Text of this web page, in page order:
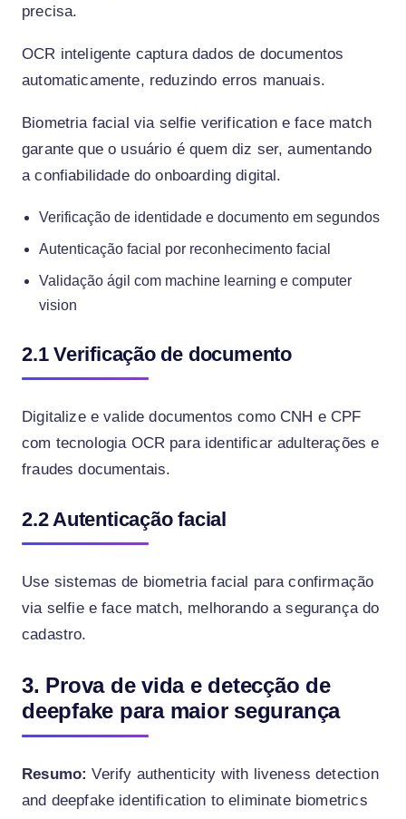
precisa.
OCR inteligente captura dados de documentos
automaticamente, reduzindo erros manuais.
Biometria facial via selfie verification e face match
garante que o usuário é quem diz ser, aumentando
a confiabilidade do onboarding digital.
Verificação de identidade e documento em segundos
Autenticação facial por reconhecimento facial
Validação ágil com machine learning e computer
vision
2.1 Verificação de documento
Digitalize e valide documentos como CNH e CPF
com tecnologia OCR para identificar adulterações e
fraudes documentais.
2.2 Autenticação facial
Use sistemas de biometria facial para confirmação
via selfie e face match, melhorando a segurança do
cadastro.
3. Prova de vida e detecção de
deepfake para maior segurança
Resumo: Verify authenticity with liveness detection
and deepfake identification to eliminate biometrics